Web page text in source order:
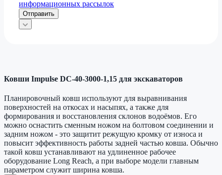
информационных рассылок
Отправить
Ковши Impulse DC-40-3000-1,15 для экскаваторов
Планировочный ковш используют для выравнивания
поверхностей на откосах и насыпях, а также для
формирования и восстановления склонов водоёмов. Его
можно оснастить сменным ножом на болтовом соединении и
задним ножом - это защитит режущую кромку от износа и
повысит эффективность работы задней частью ковша. Обычно
такой ковш устанавливают на удлиненное рабочее
оборудование Long Reach, а при выборе модели главным
параметром служит ширина ковша.